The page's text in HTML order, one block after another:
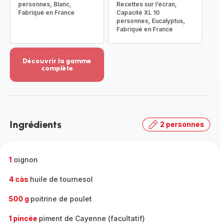
personnes, Blanc,
Fabriqué en France
Recettes sur l’écran,
Capacité XL 10
personnes, Eucalyptus,
Fabriqué en France
Découvrir la gamme
complète
-
gamme
Ingrédients 2 personnes
1 oignon
4 càs huile de tournesol
500 g poitrine de poulet
1 pincée piment de Cayenne (facultatif)